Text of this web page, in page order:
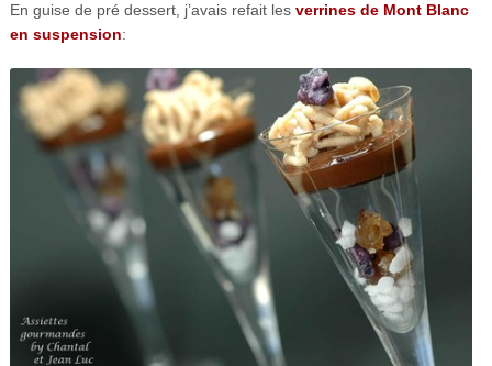
En guise de pré dessert, j’avais refait les verrines de Mont Blanc
en suspension: